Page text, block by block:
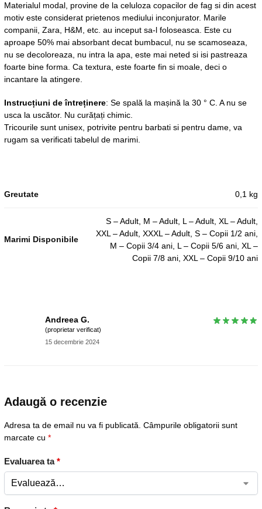
Materialul modal, provine de la celuloza copacilor de fag si din acest
motiv este considerat prietenos mediului inconjurator. Marile
companii, Zara, H&M, etc. au inceput sa-l foloseasca. Este cu
aproape 50% mai absorbant decat bumbacul, nu se scamoseaza,
nu se decoloreaza, nu intra la apa, este mai neted si isi pastreaza
foarte bine forma. Ca textura, este foarte fin si moale, deci o
incantare la atingere.
Instrucțiuni de întreținere: Se spală la mașină la 30 ° C. A nu se
usca la uscător. Nu curățați chimic.
Tricourile sunt unisex, potrivite pentru barbati si pentru dame, va
rugam sa verificati tabelul de marimi.
Greutate 0,1 kg
Marimi Disponibile
S – Adult, M – Adult, L – Adult, XL – Adult,
XXL – Adult, XXXL – Adult, S – Copii 1/2 ani,
M – Copii 3/4 ani, L – Copii 5/6 ani, XL –
Copii 7/8 ani, XXL – Copii 9/10 ani
Andreea G.
(proprietar verificat)
15 decembrie 2024
Adaugă o recenzie
Adresa ta de email nu va fi publicată. Câmpurile obligatorii sunt
marcate cu *
Evaluarea ta*